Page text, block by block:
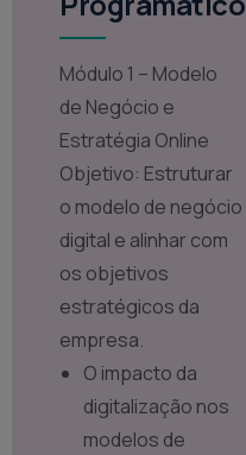
Módulo 1 – Modelo
de Negócio e
Estratégia Online
Objetivo: Estruturar
o modelo de negócio
digital e alinhar com
os objetivos
estratégicos da
empresa.
O impacto da
digitalização nos
modelos de